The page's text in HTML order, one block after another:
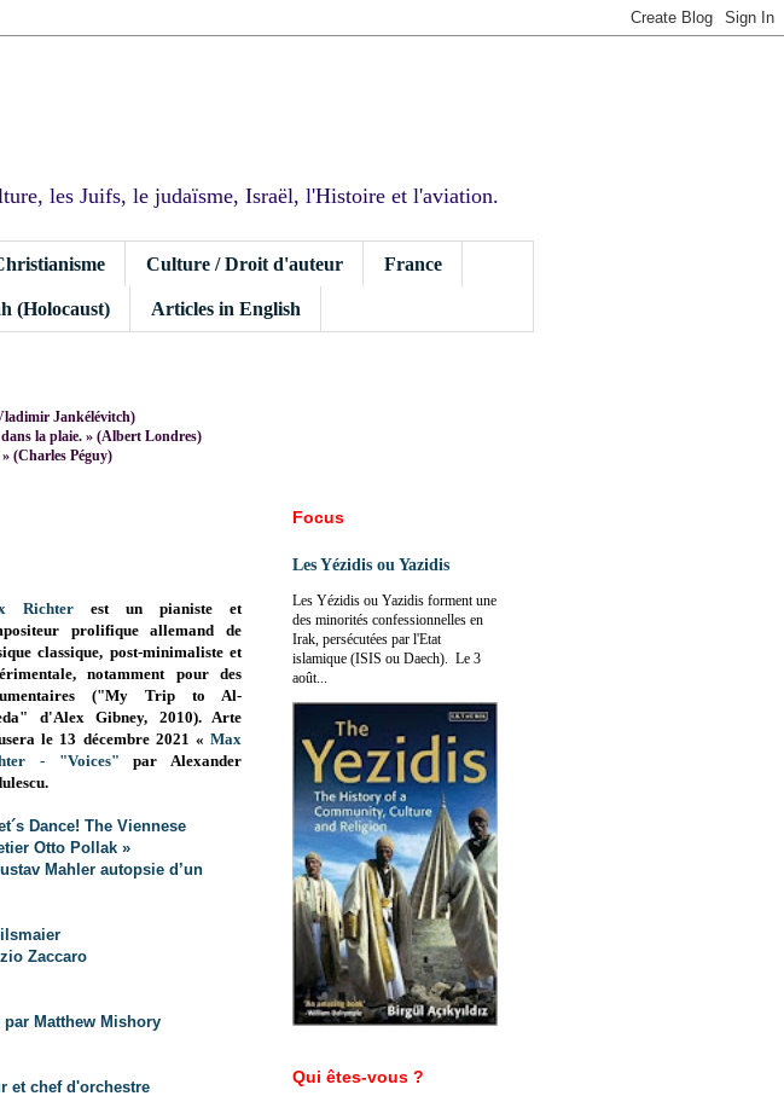
les Juifs, le judaïsme, Israël, l'Histoire et l'aviation.
Culture / Droit d'auteur France
(Holocaust) Articles in English
Jankélévitch)
la plaie. » (Albert Londres)
(Charles Péguy)
Richter est un pianiste et
prolifique allemand de
classique, post-minimaliste et
notamment pour des
("My Trip to Al-
d'Alex Gibney, 2010). Arte
le 13 décembre 2021 « Max
- "Voices" par Alexander
Dance! The Viennese
Otto Pollak »
Mahler autopsie d’un
Zaccaro
Matthew Mishory
et chef d'orchestre
Focus
Les Yézidis ou Yazidis
Les Yézidis ou Yazidis forment une
des minorités confessionnelles en
Irak, persécutées par l'Etat
islamique (ISIS ou Daech). Le 3
août...
Qui êtes-vous ?